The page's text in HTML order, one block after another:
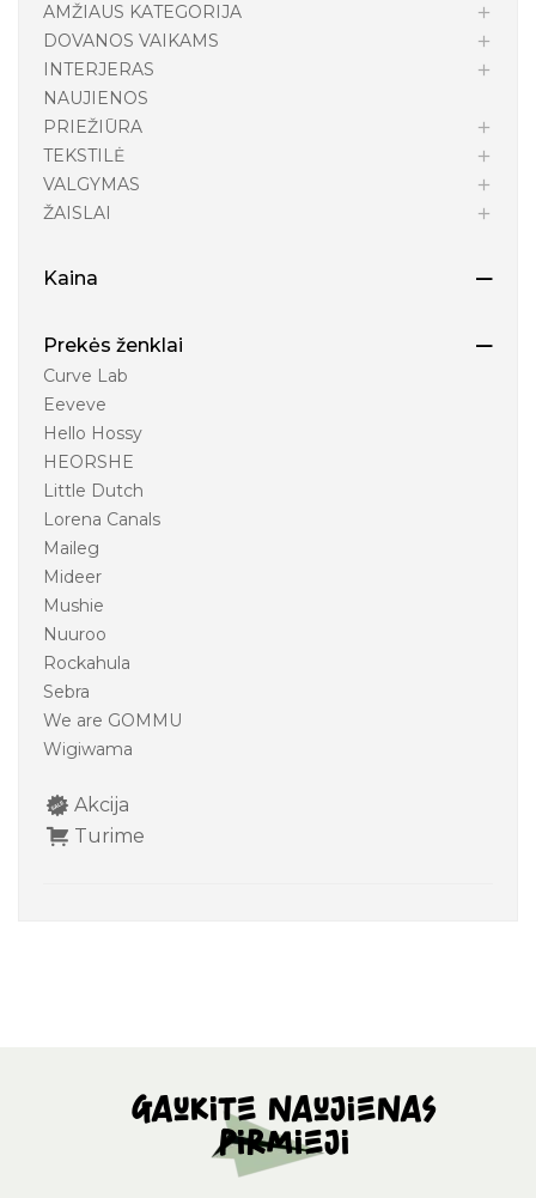
AMŽIAUS KATEGORIJA
DOVANOS VAIKAMS
INTERJERAS
NAUJIENOS
PRIEŽIŪRA
TEKSTILĖ
VALGYMAS
ŽAISLAI
Kaina
Prekės ženklai
Curve Lab
Eeveve
Hello Hossy
HEORSHE
Little Dutch
Lorena Canals
Maileg
Mideer
Mushie
Nuuroo
Rockahula
Sebra
We are GOMMU
Wigiwama
Akcija
Turime
Gaukite naujienas
pirmieji